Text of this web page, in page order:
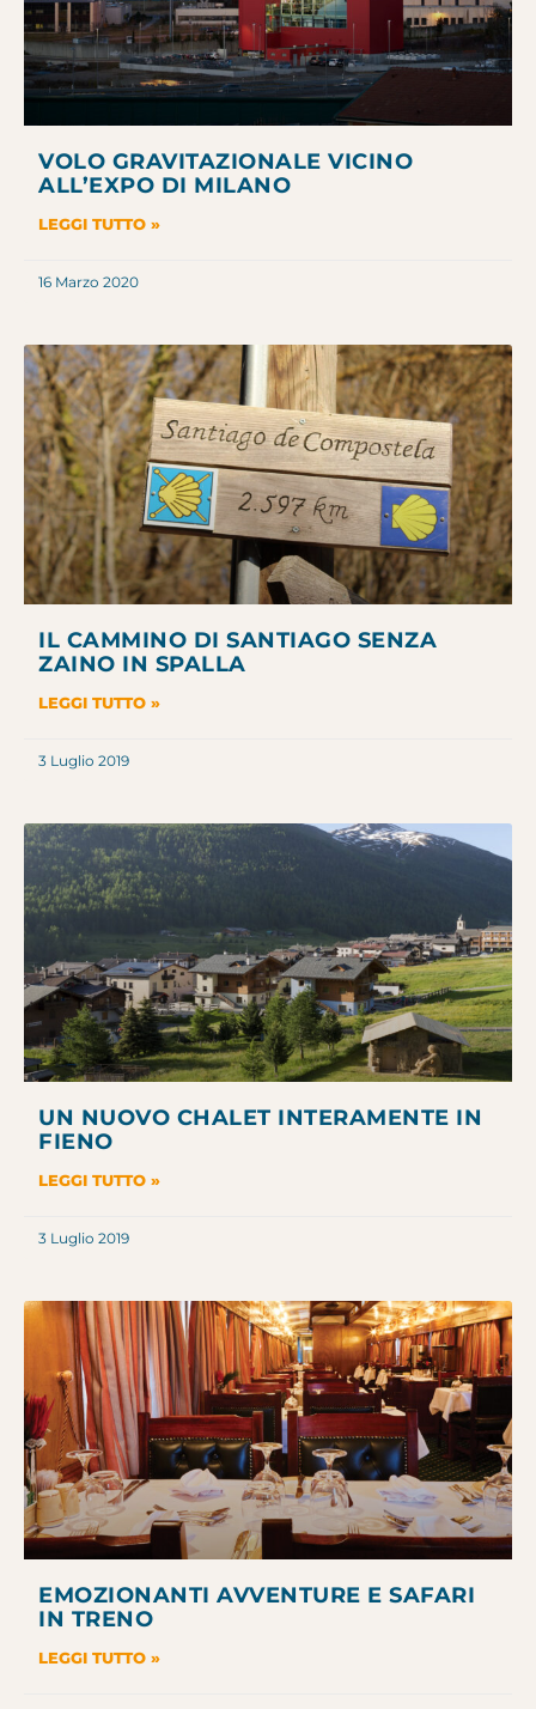
VOLO GRAVITAZIONALE VICINO
ALL’EXPO DI MILANO
LEGGI TUTTO »
16 Marzo 2020
IL CAMMINO DI SANTIAGO SENZA
ZAINO IN SPALLA
LEGGI TUTTO »
3 Luglio 2019
UN NUOVO CHALET INTERAMENTE IN
FIENO
LEGGI TUTTO »
3 Luglio 2019
EMOZIONANTI AVVENTURE E SAFARI
IN TRENO
LEGGI TUTTO »